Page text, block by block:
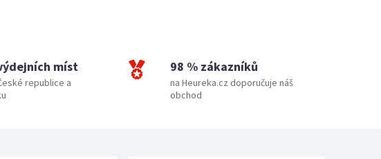
míst
republice a
98 % zákazníků
na Heureka.cz doporučuje náš
obchod